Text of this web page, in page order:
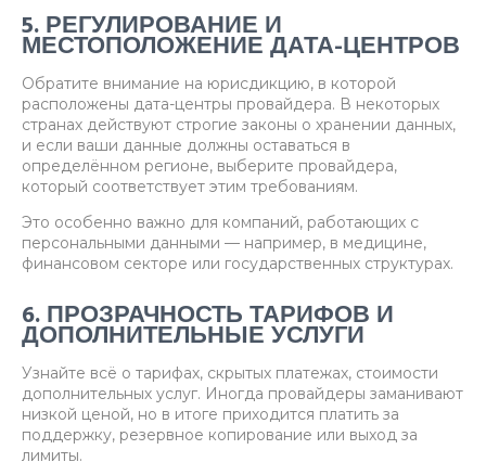
5. РЕГУЛИРОВАНИЕ И
МЕСТОПОЛОЖЕНИЕ ДАТА-ЦЕНТРОВ
Обратите внимание на юрисдикцию, в которой
расположены дата-центры провайдера. В некоторых
странах действуют строгие законы о хранении данных,
и если ваши данные должны оставаться в
определённом регионе, выберите провайдера,
который соответствует этим требованиям.
Это особенно важно для компаний, работающих с
персональными данными — например, в медицине,
финансовом секторе или государственных структурах.
6. ПРОЗРАЧНОСТЬ ТАРИФОВ И
ДОПОЛНИТЕЛЬНЫЕ УСЛУГИ
Узнайте всё о тарифах, скрытых платежах, стоимости
дополнительных услуг. Иногда провайдеры заманивают
низкой ценой, но в итоге приходится платить за
поддержку, резервное копирование или выход за
лимиты.